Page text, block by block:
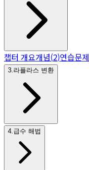
챕터 개요개념(2)연습문제
3 라플라스 변환
4 급수 해법